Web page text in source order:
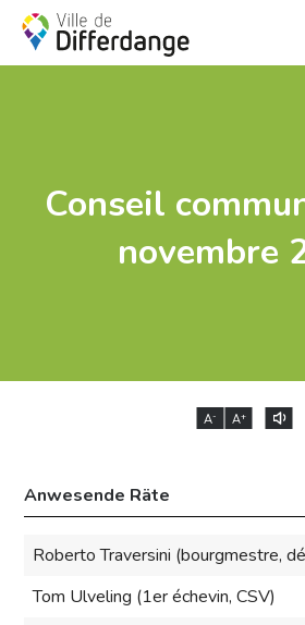
Conseil
novembre
A- A+
Anwesende Räte
Roberto Traversini (bourgmestre,
Tom Ulveling (1er échevin, CSV)